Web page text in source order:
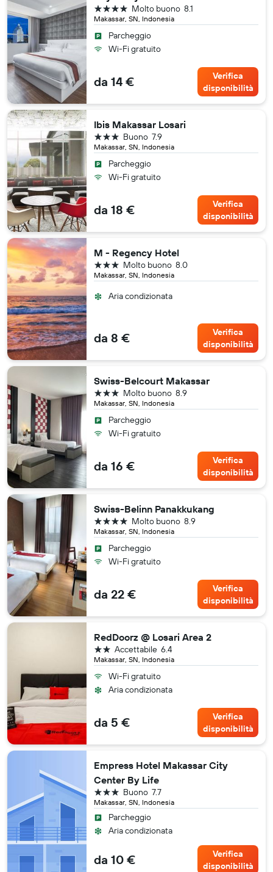
Makassar, SN, Indonesia
8.1
Molto buono
4 stelle
Parcheggio
Wi-Fi gratuito
da 14 €
Verifica
disponibilità
Ibis Makassar Losari
Makassar, SN, Indonesia
7.9
Buono
3 stelle
Parcheggio
Wi-Fi gratuito
da 18 €
Verifica
disponibilità
M - Regency Hotel
Makassar, SN, Indonesia
8.0
Molto buono
3 stelle
Aria condizionata
da 8 €
Verifica
disponibilità
Swiss-Belcourt Makassar
Makassar, SN, Indonesia
8.9
Molto buono
3 stelle
Parcheggio
Wi-Fi gratuito
da 16 €
Verifica
disponibilità
Swiss-Belinn Panakkukang
Makassar, SN, Indonesia
8.9
Molto buono
4 stelle
Parcheggio
Wi-Fi gratuito
da 22 €
Verifica
disponibilità
RedDoorz @ Losari Area 2
Makassar, SN, Indonesia
6.4
Accettabile
2 stelle
Wi-Fi gratuito
Aria condizionata
da 5 €
Verifica
disponibilità
Empress Hotel Makassar City
Center By Life
Makassar, SN, Indonesia
7.7
Buono
3 stelle
Parcheggio
Aria condizionata
da 10 €
Verifica
disponibilità